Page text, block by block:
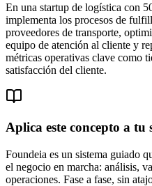
En una startup de logística con
implementa los procesos de
proveedores de transporte,
equipo de atención al cliente y
métricas operativas clave como
satisfacción del cliente.
Aplica este concepto a tu
Foundeia es un sistema guiado
el negocio en marcha: análisis,
operaciones. Fase a fase, sin